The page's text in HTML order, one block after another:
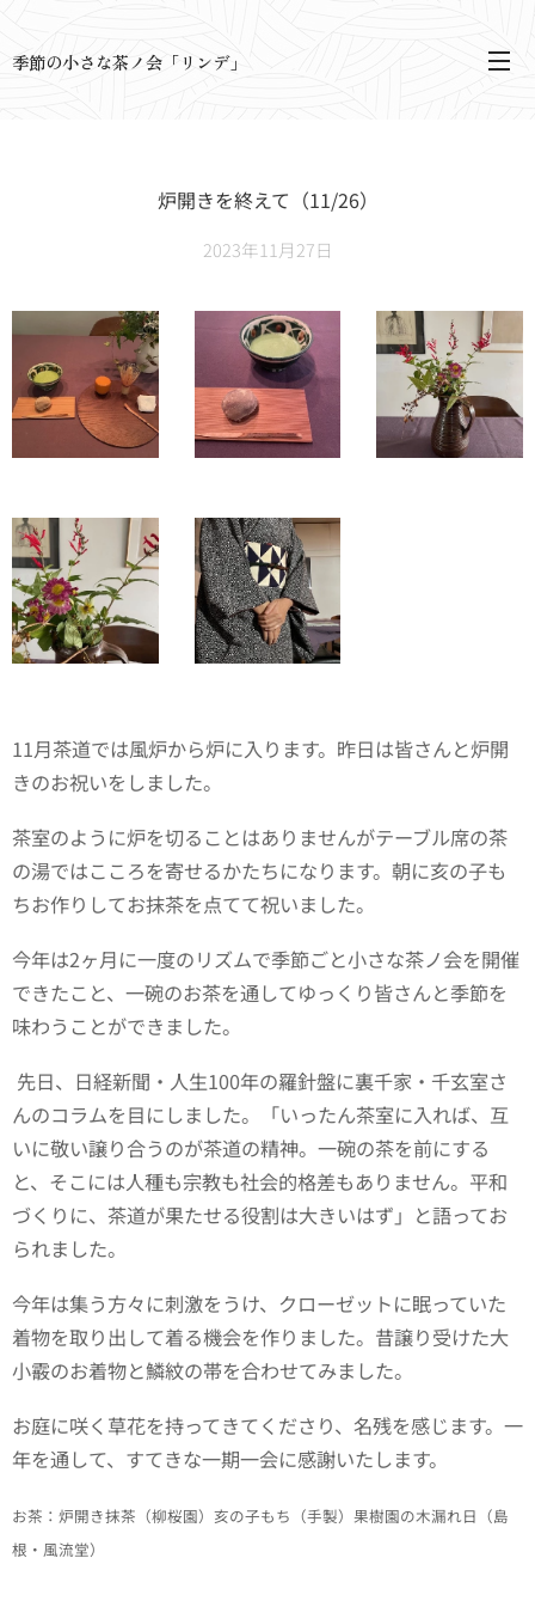
季節の小さな茶ノ会「リンデ」
炉開きを終えて（11/26）
2023年11月27日
11月茶道では風炉から炉に入ります。昨日は皆さんと炉開
きのお祝いをしました。
茶室のように炉を切ることはありませんがテーブル席の茶
の湯ではこころを寄せるかたちになります。朝に亥の子も
ちお作りしてお抹茶を点てて祝いました。
今年は2ヶ月に一度のリズムで季節ごと小さな茶ノ会を開催
できたこと、一碗のお茶を通してゆっくり皆さんと季節を
味わうことができました。
先日、日経新聞・人生100年の羅針盤に裏千家・千玄室さ
んのコラムを目にしました。「いったん茶室に入れば、互
いに敬い譲り合うのが茶道の精神。一碗の茶を前にする
と、そこには人種も宗教も社会的格差もありません。平和
づくりに、茶道が果たせる役割は大きいはず」と語ってお
られました。
今年は集う方々に刺激をうけ、クローゼットに眠っていた
着物を取り出して着る機会を作りました。昔譲り受けた大
小霰のお着物と鱗紋の帯を合わせてみました。
お庭に咲く草花を持ってきてくださり、名残を感じます。一
年を通して、すてきな一期一会に感謝いたします。
お茶：炉開き抹茶（柳桜園）亥の子もち（手製）果樹園の木漏れ日（島
根・風流堂）